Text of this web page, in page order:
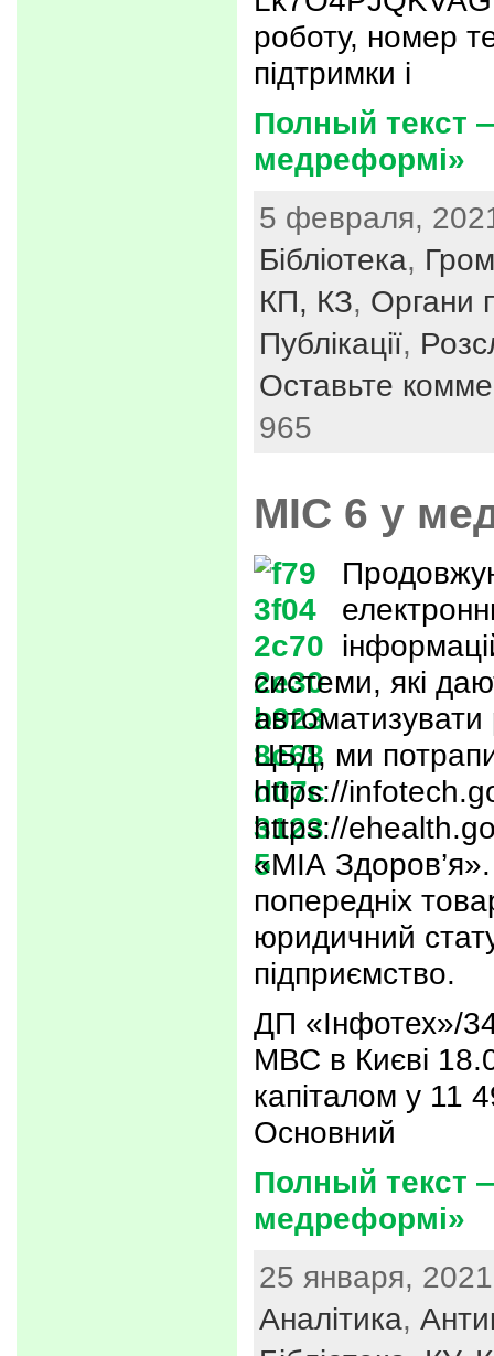
роботу, номер
підтримки і
Полный текст
медреформі»
5 февраля,
Бібліотека,
КП, КЗ, Органи
Публікації,
Оставьте
965
МІС 6 у
системи, які
ЦБД, ми
https://
https://
«МІА Здоров’я».
попередніх
юридичний
підприємство.
ДП «Інфотех»/
МВС в Києві
капіталом у 11
Основний
Полный текст
медреформі»
25 января,
Аналітика,